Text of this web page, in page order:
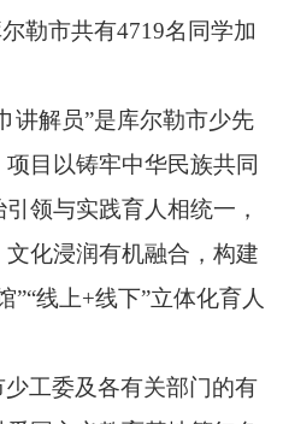
勒市共有4719名同学加
讲解员”是库尔勒市少先
项目以铸牢中华民族共同
引领与实践育人相统一，
文化浸润有机融合， 构建
”“线上+线下”立体化育人
少工委及各有关部门的有